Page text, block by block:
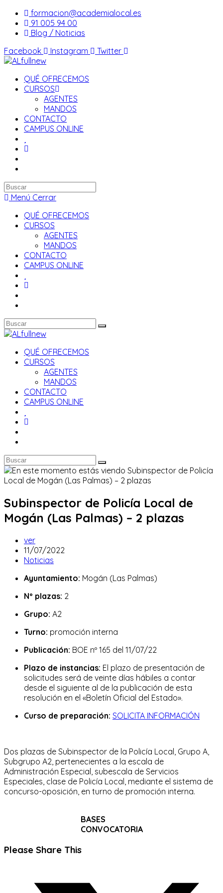
Saltar
contenido
formacion@academialocal.es
91 005 94 00
Blog / Noticias
Facebook
Instagram Twitter
QUÉ OFRECEMOS
CURSOS
AGENTES
MANDOS
CONTACTO
CAMPUS ONLINE
Buscar
en
web
Menú Cerrar
QUÉ OFRECEMOS
CURSOS
AGENTES
MANDOS
CONTACTO
CAMPUS ONLINE
QUÉ OFRECEMOS
CURSOS
AGENTES
MANDOS
CONTACTO
CAMPUS ONLINE
Subinspector de Policía Local de
Mogán (Las Palmas) – 2 plazas
Autor
de
la
ver
Publicación
de
entrada:
11/07/2022
Categoría
la
Noticias
Ayuntamiento: Mogán (Las Palmas)
Nº plazas: 2
Grupo: A2
Turno: promoción interna
Publicación: BOE nº 165 del 11/07/22
Plazo de instancias: El plazo de presentación de
solicitudes será de veinte días hábiles a contar
desde el siguiente al de la publicación de esta
resolución en el «Boletín Oficial del Estado».
Curso de preparación: SOLICITA INFORMACIÓN
Dos plazas de Subinspector de la Policía Local, Grupo A,
Subgrupo A2, pertenecientes a la escala de
Administración Especial, subescala de Servicios
Especiales, clase de Policía Local, mediante el sistema de
concurso-oposición, en turno de promoción interna.
BASES
CONVOCATORIA
Please Share ThisCompartir